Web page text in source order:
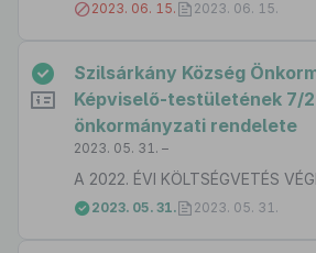
2023. 06. 15. 2023. 06. 15.
Szilsárkány Község
Képviselő-testületének 7/
önkormányzati rendelete
2023. 05. 31. –
A 2022. ÉVI KÖLTSÉGVETÉS
2023. 05. 31. 2023. 05. 31.